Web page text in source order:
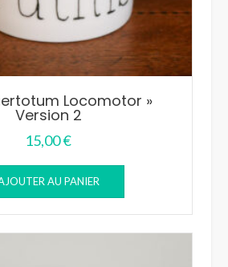
Locomotor »
Version 2
15,00€
AU PANIER